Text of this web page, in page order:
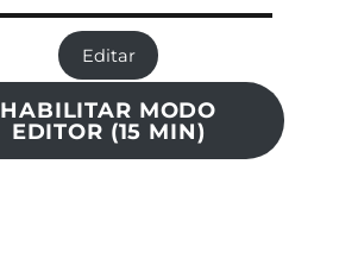
Editar
HABILITAR MODO
EDITOR (15 MIN)